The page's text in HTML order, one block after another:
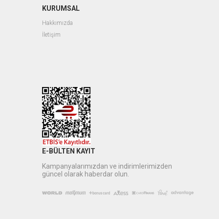
KURUMSAL
Hakkımızda
İletişim
E-BÜLTEN KAYIT
Kampanyalarımızdan ve indirimlerimizden
güncel olarak haberdar olun.